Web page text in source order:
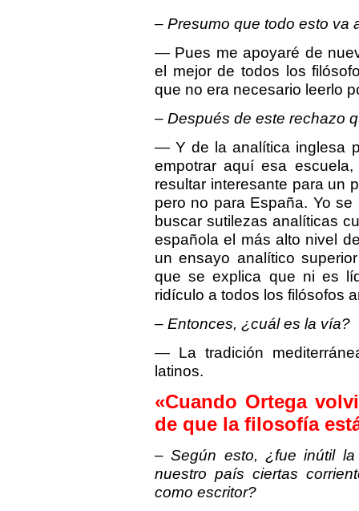
– Presumo que todo esto va
— Pues me apoyaré de
el mejor de todos los
que no era necesario leerlo
– Después de este rechazo
— Y de la analítica inglesa
empotrar aquí esa
resultar interesante para un
pero no para España. Yo
buscar sutilezas analíticas
española el más alto nivel
un ensayo analítico
que se explica que ni es
ridículo a todos los filósofos
– Entonces, ¿cuál es la vía?
— La tradición
latinos.
«Cuando Ortega
de que la filosofía
– Según esto, ¿fue inútil
nuestro país ciertas
como escritor?